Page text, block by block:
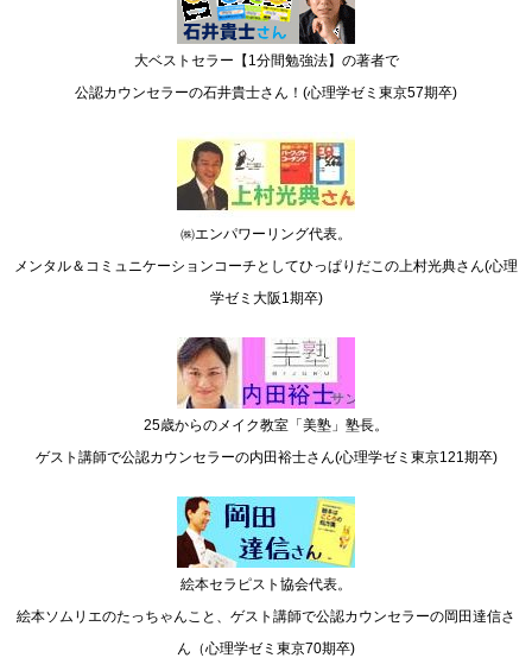
大ベストセラー【1分間勉強法】の著者で
公認カウンセラーの石井貴士さん！(心理学ゼミ東京57期卒)
㈱エンパワーリング代表。
メンタル＆コミュニケーションコーチとしてひっぱりだこの上村光典さん(心理
学ゼミ大阪1期卒)
25歳からのメイク教室「美塾」塾長。
ゲスト講師で公認カウンセラーの内田裕士さん(心理学ゼミ東京121期卒)
絵本セラピスト協会代表。
絵本ソムリエのたっちゃんこと、ゲスト講師で公認カウンセラーの岡田達信さ
ん（心理学ゼミ東京70期卒)